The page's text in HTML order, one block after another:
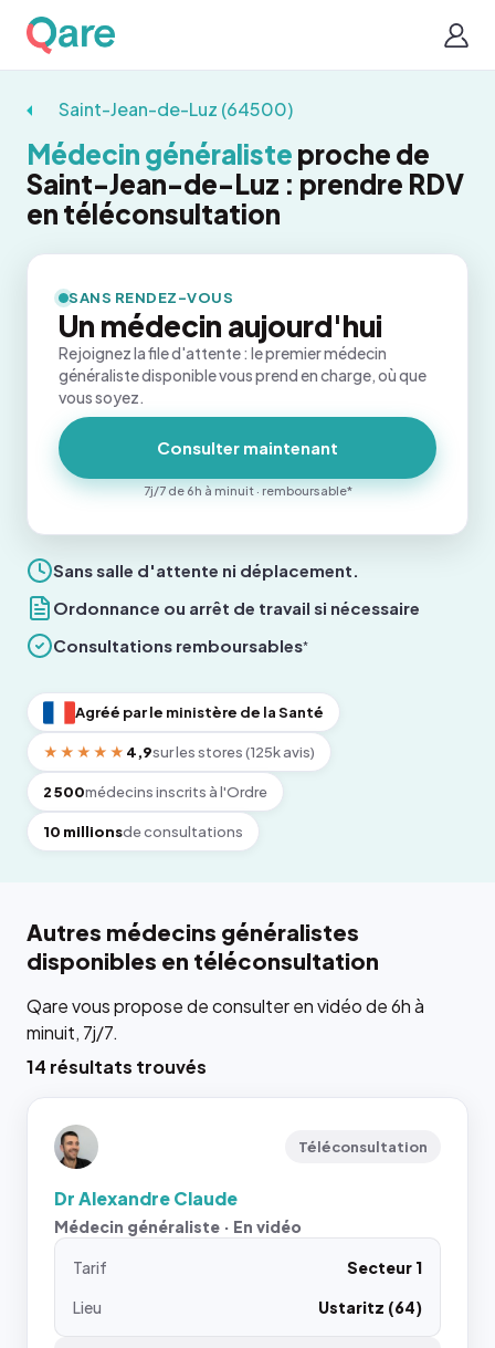
Saint-Jean-de-Luz (64500)
Médecin généraliste proche de
Saint-Jean-de-Luz : prendre RDV
en téléconsultation
Sans salle d'attente ni déplacement.
Ordonnance ou arrêt de travail si nécessaire
Consultations remboursables*
Agréé par le ministère de la Santé
★★★★★ 4,9sur les stores (125k avis)
2 500médecins inscrits à l'Ordre
10 millionsde consultations
SANS RENDEZ-VOUS
Un médecin aujourd'hui
Rejoignez la file d'attente : le premier médecin
généraliste disponible vous prend en charge, où que
vous soyez.
Consulter maintenant
7j/7 de 6h à minuit · remboursable*
Autres médecins généralistes
disponibles en téléconsultation
Qare vous propose de consulter en vidéo de 6h à
minuit, 7j/7.
14 résultats trouvés
Téléconsultation
Dr Alexandre Claude
Médecin généraliste · En vidéo
Tarif
Secteur 1
Lieu
Ustaritz (64)